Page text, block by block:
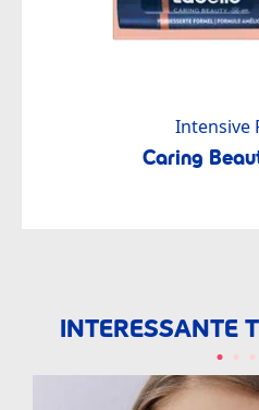
Intensive
Caring
INTERESSANTE